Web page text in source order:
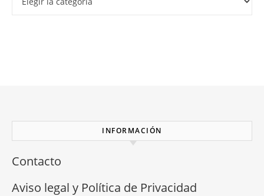
INFORMACIÓN
Contacto
Aviso legal y Política de Privacidad